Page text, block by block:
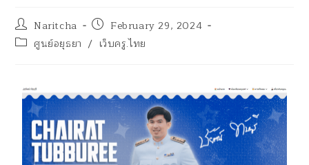
Naritcha
February 29, 2024
ศูนย์อยุธยา / เว็บครู.ไทย